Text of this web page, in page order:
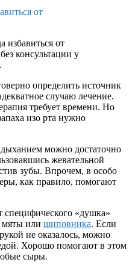
от
избавиться от
консультации у
определить источник
случаю лечение.
требует времени. Но
изо рта нужно
можно достаточно
жевательной
зубы. Впрочем, в особо
как правило, помогают
специфического «душка»
мяты или шиповника. Если
не оказалось, можно
Хорошо помогают в этом
сыры.